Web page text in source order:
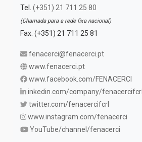
Tel. (+351) 21 711 25 80
(Chamada para a rede fixa nacional)
Fax. (+351) 21 711 25 81
fenacerci@fenacerci.pt
www.fenacerci.pt
www.facebook.com/FENACERCI
inkedin.com/company/fenacercifcrl
twitter.com/fenacercifcrl
www.instagram.com/fenacerci
YouTube/channel/fenacerci